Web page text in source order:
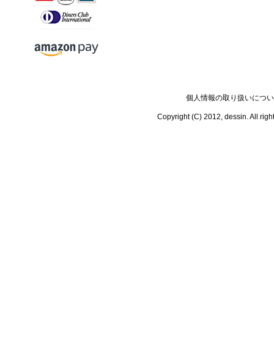
個人情報の取り扱いにつ
Copyright (C) 2012, dessin. All